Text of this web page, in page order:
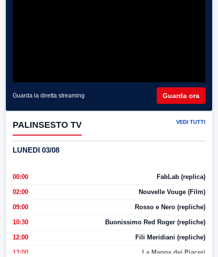
Guarda la diretta streaming Guarda ora
PALINSESTO TV VEDI TUTTI
LUNEDI 03/08
00:00 FabLab (replica)
02:00 Nouvelle Vouge (Film)
09:00 Rosso e Nero (repliche)
10:30 Buonissimo Red Roger (repliche)
12:00 Fili Meridiani (repliche)
13:00 La Mappa dei Piaceri